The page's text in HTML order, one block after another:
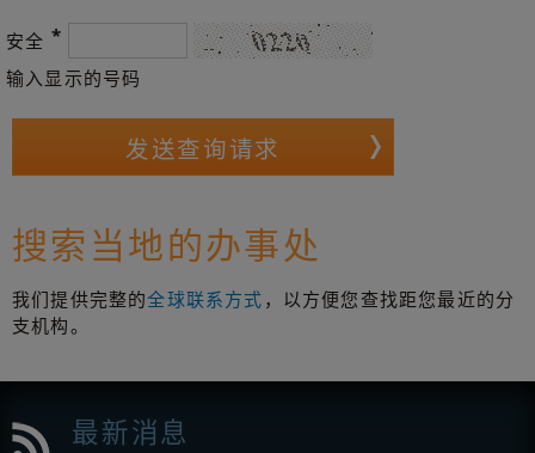
安全 *
输入显示的号码
搜索当地的办事处
我们提供完整的全球联系方式 ，以方便您查找距您最近的分
支机构。
最新消息